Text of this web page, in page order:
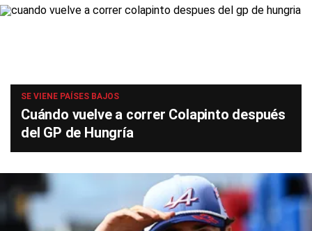
SE VIENE PAÍSES BAJOS
Cuándo vuelve a correr Colapinto después
del GP de Hungría